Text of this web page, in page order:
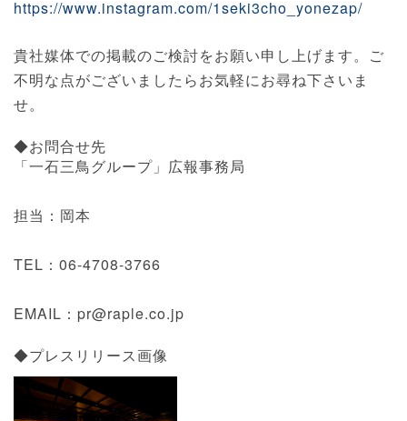
https://www.instagram.com/1seki3cho_yonezap/
貴社媒体での掲載のご検討をお願い申し上げます。ご
不明な点がございましたらお気軽にお尋ね下さいま
せ。
◆お問合せ先
「一石三鳥グループ」広報事務局
担当：岡本
TEL：06-4708-3766
EMAIL：pr@raple.co.jp
◆プレスリリース画像